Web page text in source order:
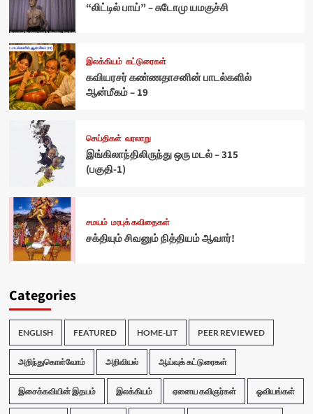
“லிட்டில் பாய்” – சுடோமு யமகுச்சி
இலக்கியம் கட்டுரைகள்
கவியரசர் கண்ணதாசனின் பாடல்களில்
ஆன்மீகம் – 19
செய்திகள் வரலாறு
இங்கிலாந்திலிருந்து ஒரு மடல் – 315
(பகுதி-1)
சமயம் மரபுக் கவிதைகள்
சக்தியும் சிவனும் நித்தியம் ஆவார்!
Categories
ENGLISH FEATURED HOME-LIT PEER REVIEWED
அறிந்துகொள்வோம் அறிவியல் ஆய்வுக் கட்டுரைகள்
இசைக்கவியின் இதயம் இலக்கியம் ஏனைய கவிஞர்கள் ஓவியங்கள்